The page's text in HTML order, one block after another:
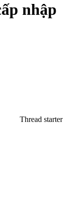
nhập
Thread starter